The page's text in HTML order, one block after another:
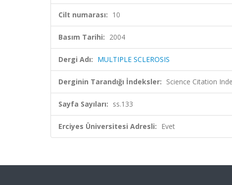
Cilt numarası: 10
Basım Tarihi: 2004
Dergi Adı: MULTIPLE SCLEROSIS
Derginin Tarandığı İndeksler: Science Citation
Sayfa Sayıları: ss.133
Erciyes Üniversitesi Adresli: Evet